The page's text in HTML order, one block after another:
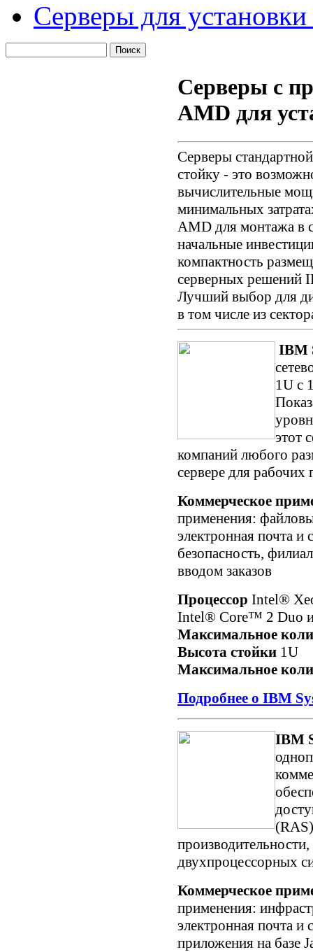
Серверы для установки
Серверы с
AMD для
Серверы
стойку - это
вычислительные
минимальных
AMD для монтажа в
начальные
компактность
серверных решений
Лучший выбор для
в том числе из
IBM
1U с
этот
компаний любого
сервере для рабочих
Коммерческое
применения:
электронная почта и
безопасность,
вводом заказов
Процессор Intel®
Intel® Core™ 2 Duo
Максимальное
Высота стойки 1U
Максимальное
Подробнее о IBM
IBM
двухпроцессорных
Коммерческое
применения:
электронная почта и
приложения на базе